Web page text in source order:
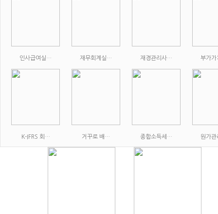
인사급여실… 재무회계실… 재경관리사… 부가
K-IFRS 회… 거꾸로 배… 종합소득세… 원가